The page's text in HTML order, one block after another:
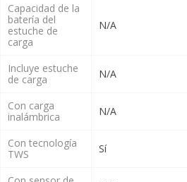
Capacidad de la
batería del
estuche de
carga
N/A
Incluye estuche
de carga
N/A
Con carga
inalámbrica
N/A
Con tecnología
TWS
Sí